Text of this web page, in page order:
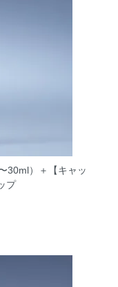
30ml）＋【キャッ
プ